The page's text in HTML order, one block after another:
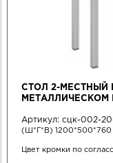
СТОЛ 2-МЕСТНЫЙ
МЕТАЛЛИЧЕСКОМ
Артикул: сцк-002-20-
(Ш*Г*В) 1200*500*760
Цвет кромки по